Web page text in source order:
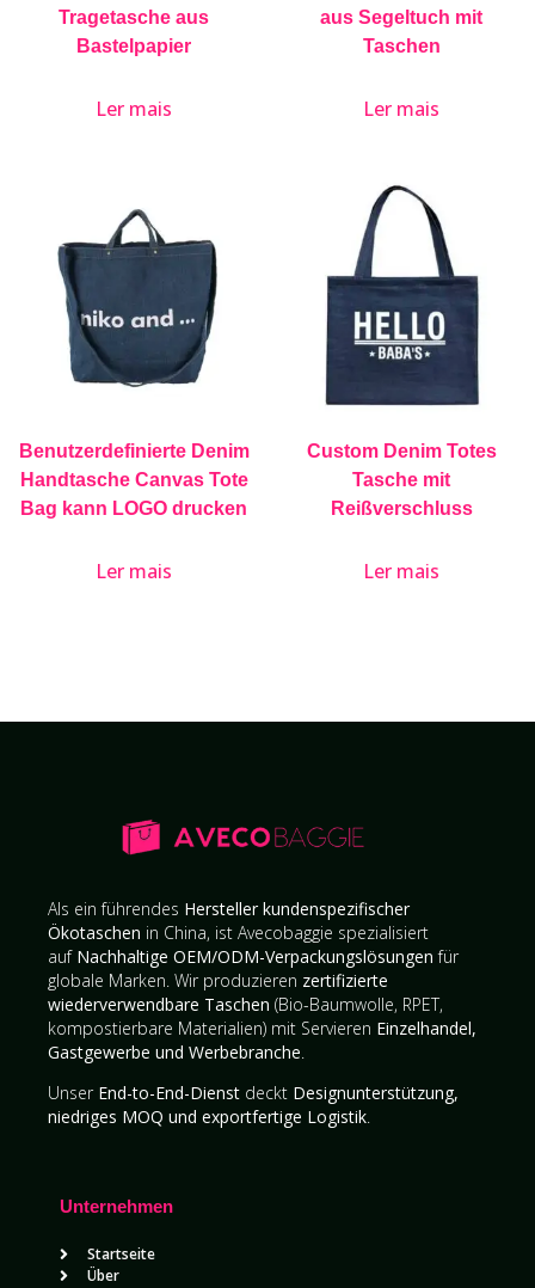
Tragetasche aus
Bastelpapier
Ler mais
aus Segeltuch mit
Taschen
Ler mais
Benutzerdefinierte Denim
Handtasche Canvas Tote
Bag kann LOGO drucken
Ler mais
Custom Denim Totes
Tasche mit
Reißverschluss
Ler mais
Als ein führendes Hersteller kundenspezifischer
Ökotaschen in China, ist Avecobaggie spezialisiert
auf Nachhaltige OEM/ODM-Verpackungslösungen für
globale Marken. Wir produzieren zertifizierte
wiederverwendbare Taschen (Bio-Baumwolle, RPET,
kompostierbare Materialien) mit Servieren Einzelhandel,
Gastgewerbe und Werbebranche
Unser End-to-End-Dienst deckt Designunterstützung,
niedriges MOQ und exportfertige Logistik
Unternehmen
Startseite
Über